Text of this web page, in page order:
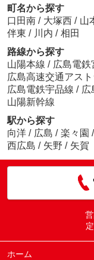
町名から探す
口田南 / 大塚西 / 山
伴東 / 川内 / 相田
路線から探す
山陽本線 / 広島電鉄
広島高速交通アス
広島電鉄宇品線 / 広
山陽新幹線
駅から探す
向洋 / 広島 / 楽々園 /
西広島 / 矢野 / 矢賀
ホーム